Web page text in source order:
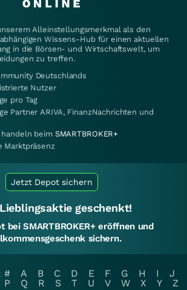
Alleinstellungsmerkmal als den
Wissens-Hub für einen aktuellen
in die Börsen- und Wirtschaftswelt, um
zu treffen.
Deutschlands
Nutzer
pro Tag
Partner ARIVA, FinanzNachrichten und
beim SMARTBROKER+
Marktpräsenz
Jetzt Depot sichern
geschenkt!
bei SMARTBROKER+ eröffnen und
sichern.
# A B C D E F G H I
J
P Q R S T U V W X Y
Z